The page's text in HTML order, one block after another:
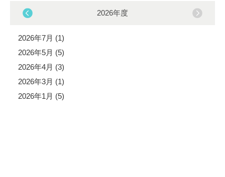
2026年度
2026年7月 (1)
2026年5月 (5)
2026年4月 (3)
2026年3月 (1)
2026年1月 (5)